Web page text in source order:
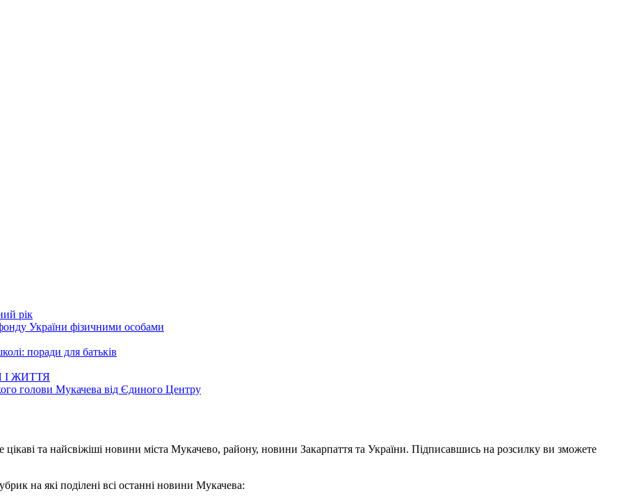
рік
України фізичними особами
поради для батьків
І ЖИТТЯ
голови Мукачева від Єдиного Центру
цікаві та найсвіжіші новини міста Мукачево, району, новини Закарпаття та України. Підписавшись на розсилку ви зможете
на які поділені всі останні новини Мукачева: